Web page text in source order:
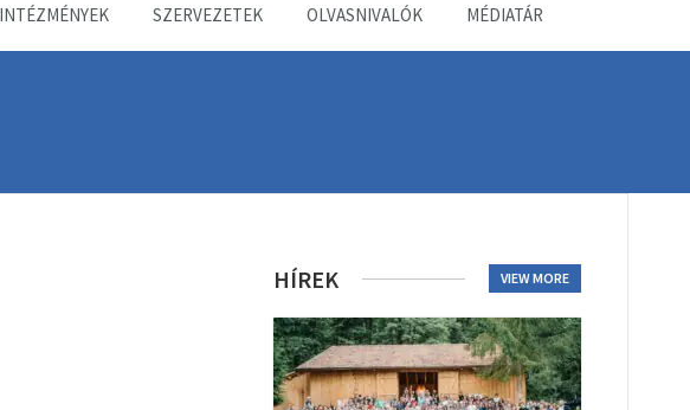
INTÉZMÉNYEK SZERVEZETEK OLVASNIVALÓK MÉDIATÁR
HÍREK VIEW MORE